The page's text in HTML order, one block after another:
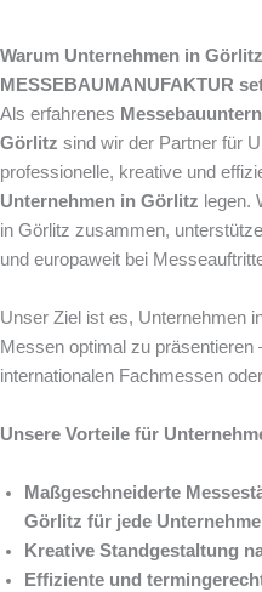
Warum Unternehmen in
MESSEBAUMANUFAKTUR
Als erfahrenes
Görlitz sind wir der Partner für
professionelle, kreative und
Unternehmen in Görlitz legen.
in Görlitz zusammen,
und europaweit bei
Unser Ziel ist es, Unternehmen
Messen optimal zu präsentieren
internationalen Fachmessen
Unsere Vorteile für
Maßgeschneiderte
Görlitz für jede
Kreative Standgestaltung
Effiziente und